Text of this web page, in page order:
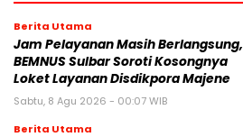
Berita Utama
Jam Pelayanan Masih Berlangsung,
BEMNUS Sulbar Soroti Kosongnya
Loket Layanan Disdikpora Majene
Sabtu, 8 Agu 2026 - 00:07 WIB
Berita Utama